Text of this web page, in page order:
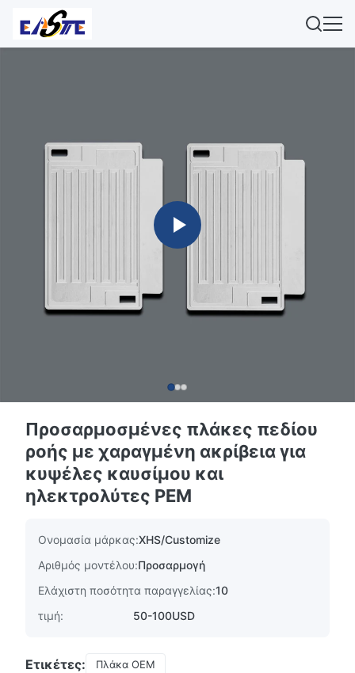
Προσαρμοσμένες πλάκες πεδίου
ροής με χαραγμένη ακρίβεια για
κυψέλες καυσίμου και
ηλεκτρολύτες PEM
Ονομασία μάρκας:XHS/Customize
Αριθμός μοντέλου:Προσαρμογή
Ελάχιστη ποσότητα παραγγελίας:10
τιμή:
50-100USD
Ετικέτες:
Πλάκα OEM